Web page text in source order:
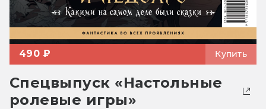
490 ₽ Купить
Спецвыпуск «Настольные
ролевые игры»